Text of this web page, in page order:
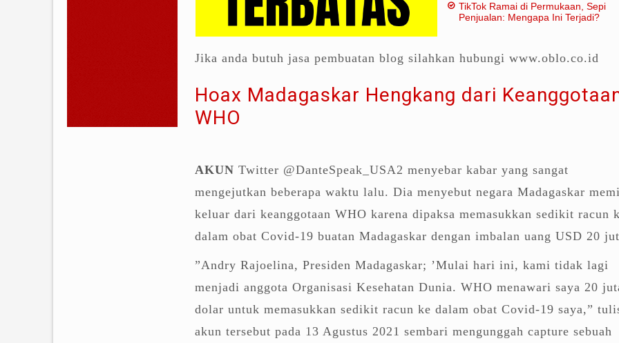
TikTok Ramai di Permukaan, Sepi
Penjualan: Mengapa Ini Terjadi?
Jika anda butuh jasa pembuatan blog silahkan hubungi www.oblo.co.id
Hoax Madagaskar Hengkang dari
WHO
AKUN Twitter @DanteSpeak_USA2 menyebar kabar yang sangat
mengejutkan beberapa waktu lalu. Dia menyebut negara Madagaskar
keluar dari keanggotaan WHO karena dipaksa memasukkan sedikit racun
dalam obat Covid-19 buatan Madagaskar dengan imbalan uang USD 20
”Andry Rajoelina, Presiden Madagaskar; ’Mulai hari ini, kami tidak lagi
menjadi anggota Organisasi Kesehatan Dunia. WHO menawari saya 20
dolar untuk memasukkan sedikit racun ke dalam obat Covid-19 saya,”
akun tersebut pada 13 Agustus 2021 sembari mengunggah capture sebuah